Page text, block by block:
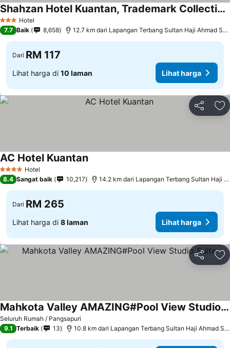
3 BintangHotel
Shahzan Hotel Kuantan, Trademark Collection by Wyndham
7.7 Baik 8,658 12.7 km dari Lapangan Terbang Sultan Haji Ahmad Shah
Dari RM 117
Lihat harga di 10 laman Lihat harga
Kongsi
4 BintangHotel
AC Hotel Kuantan
8.4 Sangat baik 10,217 14.2 km dari Lapangan Terbang Sultan Haji Ahmad Shah
Dari RM 265
Lihat harga di 8 laman Lihat harga
Kongsi
Seluruh Rumah / Pangsapuri
Mahkota Valley AMAZING#Pool View Studio Suite
9.1 Terbaik 13 10.8 km dari Lapangan Terbang Sultan Haji Ahmad Shah